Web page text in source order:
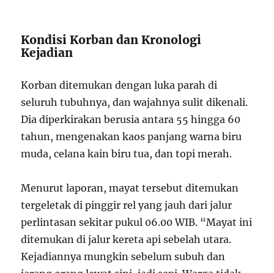
Kondisi Korban dan Kronologi
Kejadian
Korban ditemukan dengan luka parah di
seluruh tubuhnya, dan wajahnya sulit dikenali.
Dia diperkirakan berusia antara 55 hingga 60
tahun, mengenakan kaos panjang warna biru
muda, celana kain biru tua, dan topi merah.
Menurut laporan, mayat tersebut ditemukan
tergeletak di pinggir rel yang jauh dari jalur
perlintasan sekitar pukul 06.00 WIB. “Mayat ini
ditemukan di jalur kereta api sebelah utara.
Kejadiannya mungkin sebelum subuh dan